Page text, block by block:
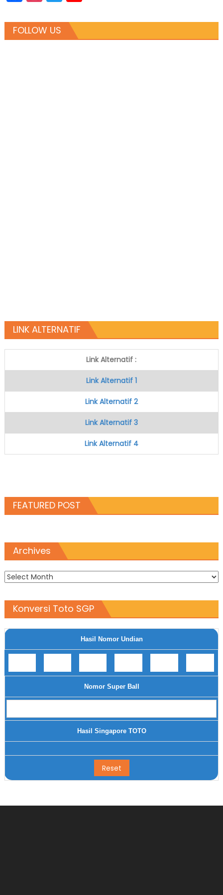
FOLLOW US
LINK ALTERNATIF
Link Alternatif :
Link Alternatif 1
Link Alternatif 2
Link Alternatif 3
Link Alternatif 4
FEATURED POST
Archives
Archives
Konversi Toto SGP
Hasil Nomor Undian
Nomor Super Ball
Hasil Singapore TOTO